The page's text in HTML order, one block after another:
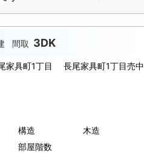
間取 3DK
家具町1丁目 長尾家具町1丁目売中
構造
木造
部屋階数